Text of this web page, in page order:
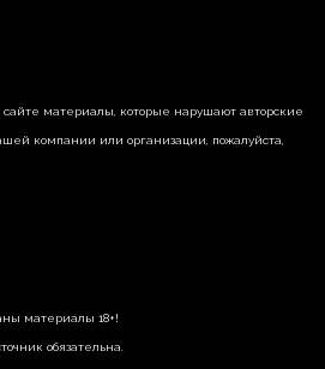
материалы, которые нарушают авторские
компании или организации, пожалуйста,
материалы 18+!
обязательна.